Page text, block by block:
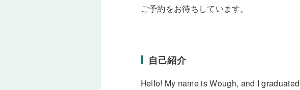
ご予約をお待ちしています。
自己紹介
Hello! My name is Wough, and I